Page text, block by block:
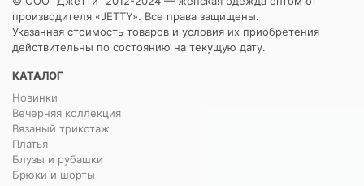
производителя «JETTY». Все права защищены.
Указанная стоимость товаров и условия их приобретения
действительны по состоянию на текущую дату.
КАТАЛОГ
Новинки
Вечерняя коллекция
Вязаный трикотаж
Платья
Блузы и рубашки
Брюки и шорты